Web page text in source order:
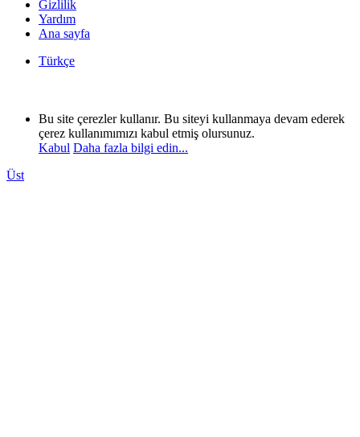
Gizlilik
Yardım
Ana sayfa
Türkçe
Bu site çerezler kullanır. Bu siteyi kullanmaya devam ederek
çerez kullanımımızı kabul etmiş olursunuz.
Kabul Daha fazla bilgi edin...
Üst